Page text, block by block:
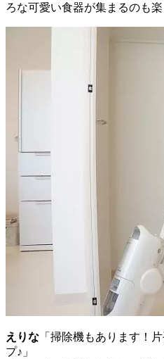
ろな可愛い食器が集まるのも
えりな 「掃除機もあります！
プ♪」